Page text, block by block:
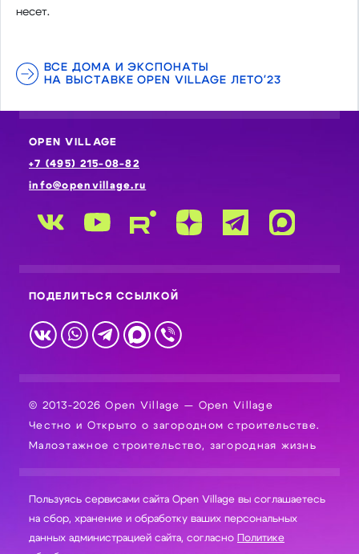
несет.
ВСЕ ДОМА И ЭКСПОНАТЫ
НА ВЫСТАВКЕ OPEN VILLAGE ЛЕТО'23
OPEN VILLAGE
+7 (495) 215-08-82
info@openvillage.ru
ПОДЕЛИТЬСЯ ССЫЛКОЙ
© 2013-2026 Open Village — Open Village
Честно и Открыто о загородном строительстве.
Малоэтажное строительство, загородная жизнь
Пользуясь сервисами сайта Open Village вы соглашаетесь
на сбор, хранение и обработку ваших персональных
данных администрацией сайта, согласно Политике